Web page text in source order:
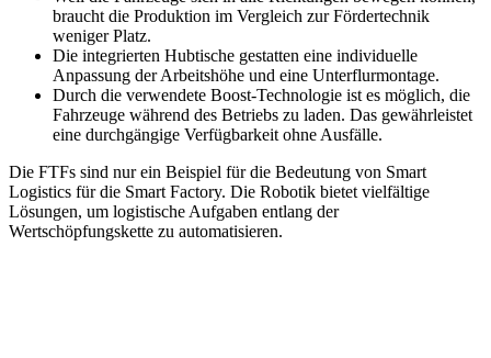
braucht die Produktion im Vergleich zur Fördertechnik
weniger Platz.
Die integrierten Hubtische gestatten eine individuelle
Anpassung der Arbeitshöhe und eine Unterflurmontage.
Durch die verwendete Boost-Technologie ist es möglich, die
Fahrzeuge während des Betriebs zu laden. Das gewährleistet
eine durchgängige Verfügbarkeit ohne Ausfälle.
Die FTFs sind nur ein Beispiel für die Bedeutung von Smart
Logistics für die Smart Factory. Die Robotik bietet vielfältige
Lösungen, um logistische Aufgaben entlang der
Wertschöpfungskette zu automatisieren.